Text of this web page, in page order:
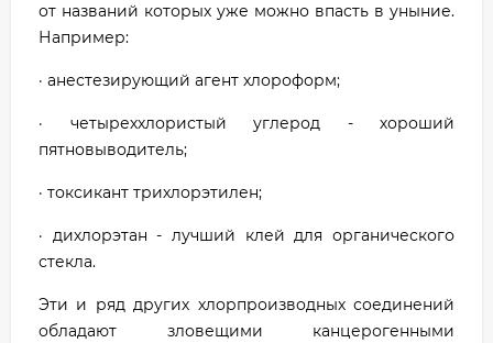
от названий которых уже можно впасть в уныние.
Например:
· анестезирующий агент хлороформ;
· четыреххлористый углерод - хороший
пятновыводитель;
· токсикант трихлорэтилен;
· дихлорэтан - лучший клей для органического
стекла.
Эти и ряд других хлорпроизводных соединений
обладают зловещими канцерогенными